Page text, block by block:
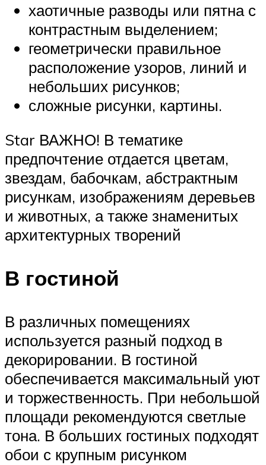
хаотичные разводы или пятна с
контрастным выделением;
геометрически правильное
расположение узоров, линий и
небольших рисунков;
сложные рисунки, картины.
Star ВАЖНО! В тематике
предпочтение отдается цветам,
звездам, бабочкам, абстрактным
рисункам, изображениям деревьев
и животных, а также знаменитых
архитектурных творений
В гостиной
В различных помещениях
используется разный подход в
декорировании. В гостиной
обеспечивается максимальный уют
и торжественность. При небольшой
площади рекомендуются светлые
тона. В больших гостиных подходят
обои с крупным рисунком